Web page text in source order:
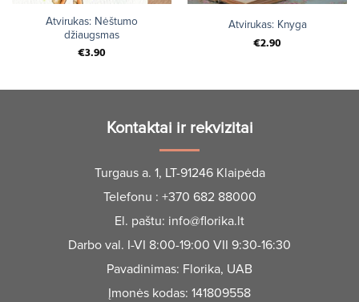
Atvirukas: Nėštumo
džiaugsmas
€3.90
Atvirukas: Knyga
€2.90
Kontaktai ir rekvizitai
Turgaus a. 1, LT-91246 Klaipėda
Telefonu : +370 682 88000
El. paštu: info@florika.lt
Darbo val. I-VI 8:00-19:00 VII 9:30-16:30
Pavadinimas: Florika, UAB
Įmonės kodas: 141809558